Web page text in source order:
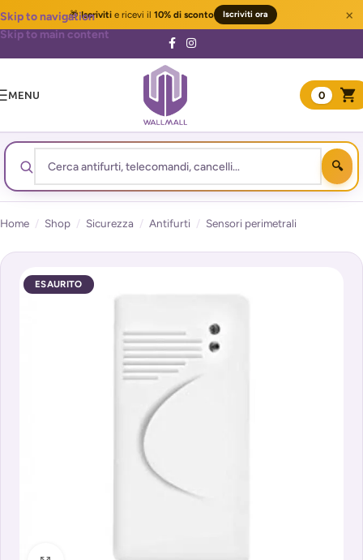
🎁Iscrivitie ricevi il 10% di sconto Iscriviti ora ×
Skip to navigation
Skip to main content
MENU 0
Home / Shop / Sicurezza / Antifurti / Sensori perimetrali
ESAURITO